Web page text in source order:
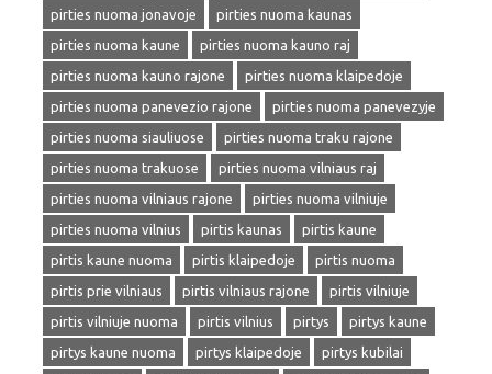
pirties nuoma jonavoje
pirties nuoma kaunas
pirties nuoma kaune
pirties nuoma kauno raj
pirties nuoma kauno rajone
pirties nuoma klaipedoje
pirties nuoma panevezio rajone
pirties nuoma panevezyje
pirties nuoma siauliuose
pirties nuoma traku rajone
pirties nuoma trakuose
pirties nuoma vilniaus raj
pirties nuoma vilniaus rajone
pirties nuoma vilniuje
pirties nuoma vilnius
pirtis kaunas
pirtis kaune
pirtis kaune nuoma
pirtis klaipedoje
pirtis nuoma
pirtis prie vilniaus
pirtis vilniaus rajone
pirtis vilniuje
pirtis vilniuje nuoma
pirtis vilnius pirtys
pirtys kaune
pirtys kaune nuoma
pirtys klaipedoje
pirtys kubilai